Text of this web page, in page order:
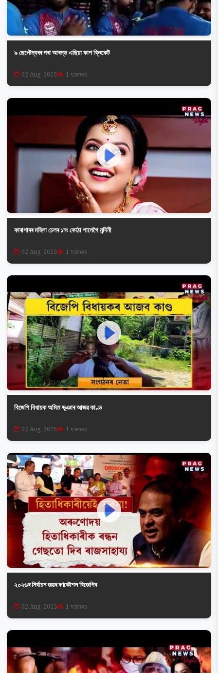
৯ ছেপ্টেম্বৰৰ পৰা আৰম্ভ এছিয়া কাপ ক্ৰিকেট
02 Aug, 2025 1 views
কাৰাগাৰৰ মহিলা চেলৰ ১নং কোঠা পালেগৈ নন্দিনী
02 Aug, 2025 1 views
বিজেপি বিধায়ক অমিত ভূঞাৰ আজৱ কাণ্ড
02 Aug, 2025 1 views
২০২৬ৰ নিৰ্বাচন জয়ৰ ৰণকৌশল বিজেপিৰ
02 Aug, 2025 1 views